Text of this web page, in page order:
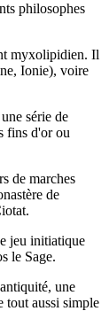
philosophes
myxolipidien. Il
Ionie), voire
série de
fins d'or ou
de marches
de
jeu initiatique
le Sage.
une
tout aussi simple